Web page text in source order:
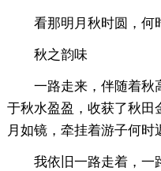
看那明月秋时圆，何
秋之韵味
一路走来，伴随着秋
于秋水盈盈，收获了秋田
月如镜，牵挂着游子何时
我依旧一路走着，一